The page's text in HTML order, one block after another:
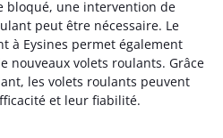
bloqué, une intervention de
peut être nécessaire. Le
à Eysines permet également
nouveaux volets roulants. Grâce
les volets roulants peuvent
et leur fiabilité.